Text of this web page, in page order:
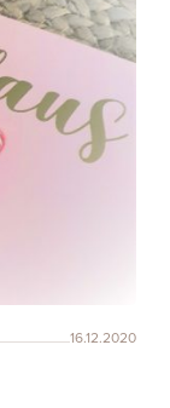
16.12.2020